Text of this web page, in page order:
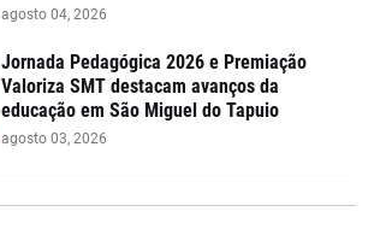
agosto 04, 2026
Jornada Pedagógica 2026 e Premiação
Valoriza SMT destacam avanços da
educação em São Miguel do Tapuio
agosto 03, 2026